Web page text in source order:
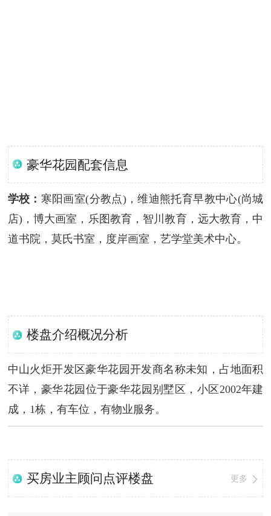
豪华花园配套信息
学校： 寒阳画室(分教点)，维迪熊托育早教中心(尚城
店)，博大画室，乐图教育，智川教育，远大教育，中
道书院，莫氏书室，度岸画室，艺学堂美术中心。
楼盘介绍概况分析
中山火炬开发区豪华花园开发商名称未知，占地面积
不详，豪华花园位于豪华花园别墅区，小区2002年建
成，1栋，有车位，有物业服务。
买房业主顾问点评楼盘 更多